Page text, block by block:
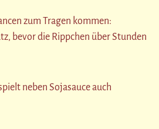
zum Tragen kommen:
bevor die Rippchen über Stunden
neben Sojasauce auch